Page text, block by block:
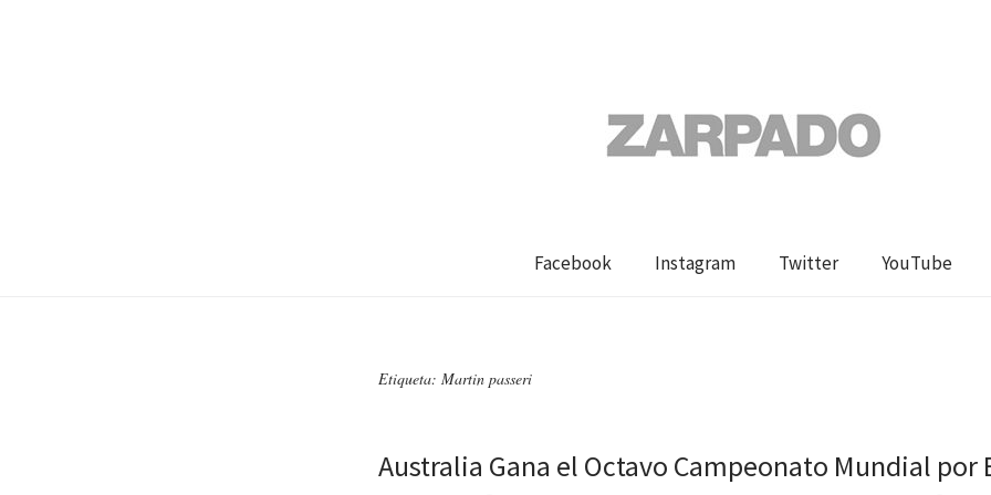
Facebook Instagram Twitter YouTube
Etiqueta: Martin passeri
Australia Gana el Octavo Campeonato Mundial por